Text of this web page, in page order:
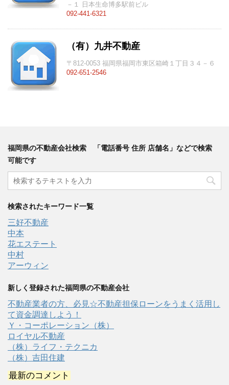
－１ 日本生命博多駅前ビル
092-441-6321
（有）九井不動産
〒812-0053 福岡県福岡市東区箱崎１丁目３４－６
092-651-2546
福岡県の不動産会社検索 「電話番号 住所 店舗名」などで検索
可能です
検索されたキーワード一覧
三好不動産
中本
花エステート
中村
アーウィン
新しく登録された福岡県の不動産会社
不動産業者の方、必見☆不動産担保ローンをうまく活用し
て資金調達しよう！
Ｙ・コーポレーション（株）
ロイヤル不動産
（株）ライフ・テクニカ
（株）吉田住建
最新のコメント